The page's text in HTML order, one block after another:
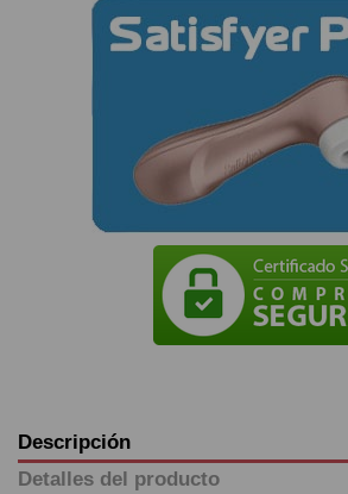
Descripción
Detalles del producto